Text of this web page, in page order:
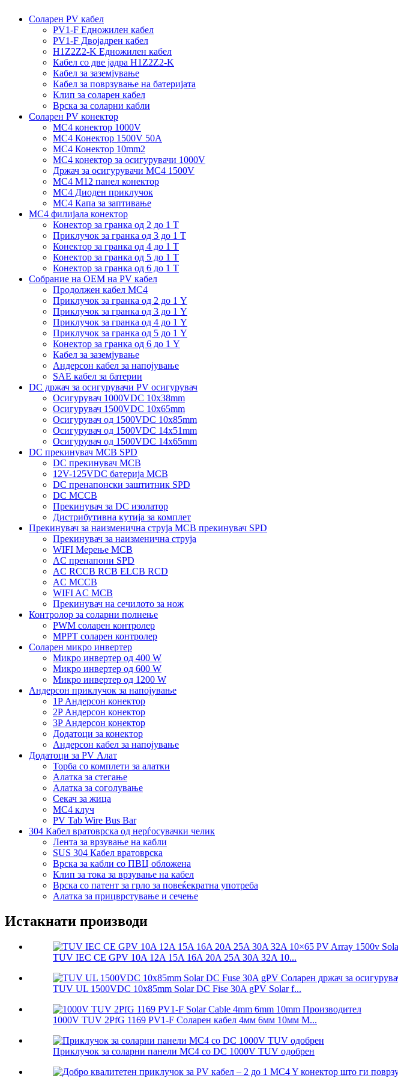
Соларен PV кабел
PV1-F Едножилен кабел
PV1-F Двојадрен кабел
H1Z2Z2-K Едножилен кабел
Кабел со две јадра H1Z2Z2-K
Кабел за заземјување
Кабел за поврзување на батеријата
Клип за соларен кабел
Врска за соларни кабли
Соларен PV конектор
MC4 конектор 1000V
MC4 Конектор 1500V 50A
MC4 Конектор 10mm2
MC4 конектор за осигурувачи 1000V
Држач за осигурувачи MC4 1500V
MC4 M12 панел конектор
MC4 Диоден приклучок
MC4 Капа за заптивање
MC4 филијала конектор
Конектор за гранка од 2 до 1 Т
Приклучок за гранка од 3 до 1 Т
Конектор за гранка од 4 до 1 Т
Конектор за гранка од 5 до 1 Т
Конектор за гранка од 6 до 1 Т
Собрание на ОЕМ на PV кабел
Продолжен кабел MC4
Приклучок за гранка од 2 до 1 Y
Приклучок за гранка од 3 до 1 Y
Приклучок за гранка од 4 до 1 Y
Приклучок за гранка од 5 до 1 Y
Конектор за гранка од 6 до 1 Y
Кабел за заземјување
Андерсон кабел за напојување
SAE кабел за батерии
DC држач за осигурувачи PV осигурувач
Осигурувач 1000VDC 10x38mm
Осигурувач 1500VDC 10x65mm
Осигурувач од 1500VDC 10x85mm
Осигурувач од 1500VDC 14x51mm
Осигурувач од 1500VDC 14x65mm
DC прекинувач MCB SPD
DC прекинувач MCB
12V-125VDC батерија MCB
DC пренапонски заштитник SPD
DC MCCB
Прекинувач за DC изолатор
Дистрибутивна кутија за комплет
Прекинувач за наизменична струја MCB прекинувач SPD
Прекинувач за наизменична струја
WIFI Мерење MCB
AC пренапони SPD
AC RCCB RCB ELCB RCD
AC MCCB
WIFI AC MCB
Прекинувач на сечилото за нож
Контролор за соларни полнење
PWM соларен контролер
MPPT соларен контролер
Соларен микро инвертер
Микро инвертер од 400 W
Микро инвертер од 600 W
Микро инвертер од 1200 W
Андерсон приклучок за напојување
1P Андерсон конектор
2P Андерсон конектор
3P Андерсон конектор
Додатоци за конектор
Андерсон кабел за напојување
Додатоци за PV Алат
Торба со комплети за алатки
Алатка за стегање
Алатка за соголување
Секач за жица
MC4 клуч
PV Tab Wire Bus Bar
304 Кабел вратоврска од нерѓосувачки челик
Лента за врзување на кабли
SUS 304 Кабел вратоврска
Врска за кабли со ПВЦ обложена
Клип за тока за врзување на кабел
Врска со патент за грло за повеќекратна употреба
Алатка за прицврстување и сечење
Истакнати производи
TUV IEC CE GPV 10A 12A 15A 16A 20A 25A 30A 32A 10...
TUV UL 1500VDC 10x85mm Solar DC Fise 30A gPV Solar f...
1000V TUV 2PfG 1169 PV1-F Соларен кабел 4мм 6мм 10мм М...
Приклучок за соларни панели MC4 со DC 1000V TUV одобрен